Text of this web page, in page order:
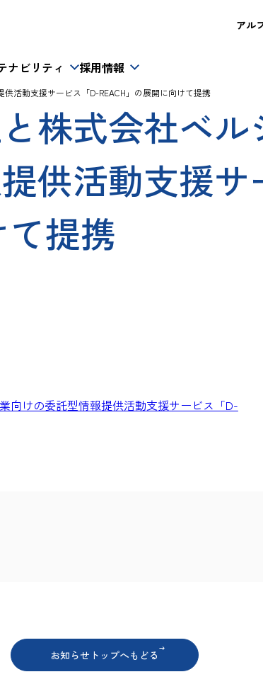
ナビリティ 採用情報
アル
活動支援サービス「D-REACH」の展開に向けて提携
株式会社ベ
供活動支援
提携
向けの委託型情報提供活動支援サービス「D-
お知らせトップへもどる